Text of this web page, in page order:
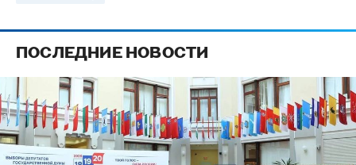
ПОСЛЕДНИЕ НОВОСТИ